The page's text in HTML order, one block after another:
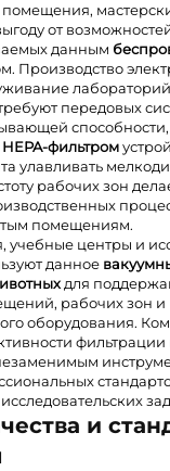
от
данным
Производство
передовых
фильтром
улавливать
рабочих зон
помещениям.
учебные центры и
данное
для
рабочих зон и
оборудования.
и